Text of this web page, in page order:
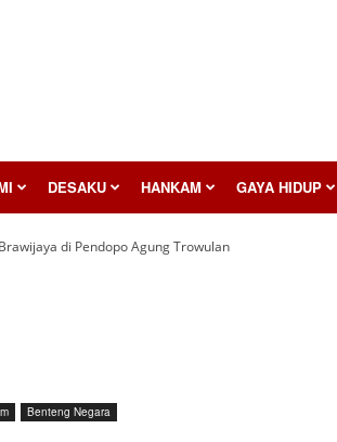
DESAKU HANKAM GAYA HIDUP
di Pendopo Agung Trowulan
Benteng Negara